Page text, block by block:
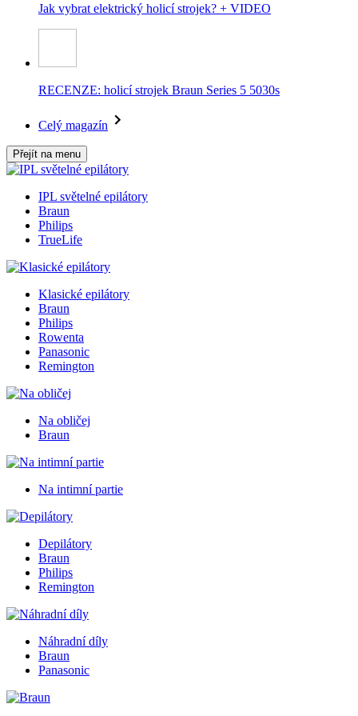
Jak vybrat elektrický holicí strojek? + VIDEO
RECENZE: holicí strojek Braun Series 5 5030s
Celý magazín
Přejít na menu
IPL světelné epilátory
Braun
Philips
TrueLife
Klasické epilátory
Braun
Philips
Rowenta
Panasonic
Remington
Na obličej
Braun
Na intimní partie
Depilátory
Braun
Philips
Remington
Náhradní díly
Braun
Panasonic